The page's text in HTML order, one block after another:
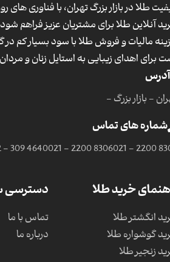
طلا در بازار بزرگ تهران، با فناوری
آنلاین طلا برای مشتریان عزیز فراهم
مالیات و فروش طلا با سود بسیار کم در
برای اهدای زیبایی به استایل زنان و مردان
آدرس
- بازار بزرگ -
شماره های تماس
021 - 2200
021 - 2200 8306
- 309 4640
خرید طلا
انگشتر طلا
گوشواره طلا
زنجیر طلا
دسترسی
تماس با ما
درباره ما